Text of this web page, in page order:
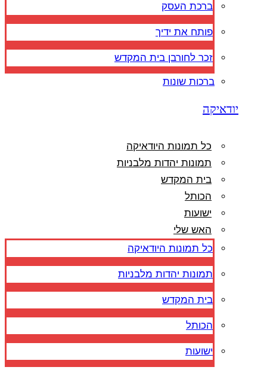
ברכת העסק
פותח את ידיך
זכר לחורבן בית המקדש
ברכות שונות
יודאיקה
כל תמונות היודאיקה
תמונות יהדות מלבניות
בית המקדש
הכותל
ישועות
האש שלי
כל תמונות היודאיקה
תמונות יהדות מלבניות
בית המקדש
הכותל
ישועות